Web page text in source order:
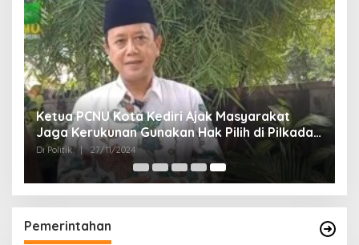
Ketua PCNU Kota Kediri Ajak Masyarakat
Jaga Kerukunan Gunakan Hak Pilih di Pilkada
2024
Di Politik | 27/11/2024
Pemerintahan